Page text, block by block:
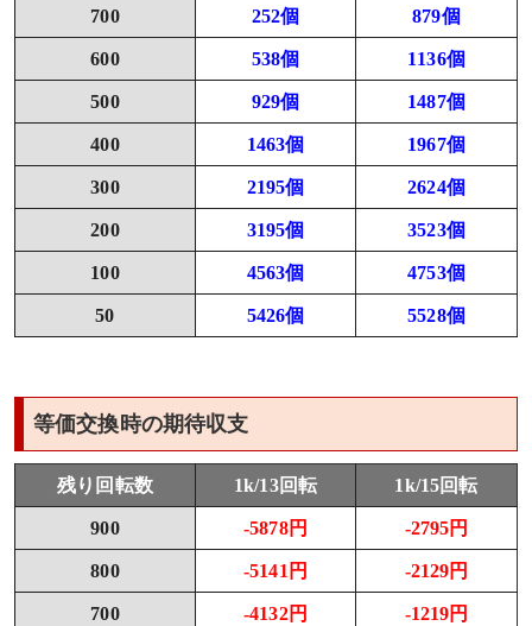
700 252個 879個
600 538個 1136個
500 929個 1487個
400 1463個 1967個
300 2195個 2624個
200 3195個 3523個
100 4563個 4753個
50 5426個 5528個
等価交換時の期待収支
残り回転数 1k/13回転 1k/15回転
900 -5878円 -2795円
800 -5141円 -2129円
700 -4132円 -1219円